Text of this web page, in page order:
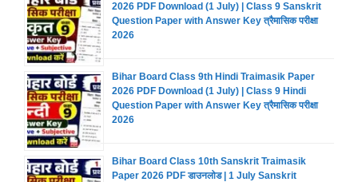
2026 PDF Download (1 July) | Class 9 Sanskrit
Question Paper with Answer Key त्रैमासिक परीक्षा
2026
Bihar Board Class 9th Hindi Traimasik Paper
2026 PDF Download (1 July) | Class 9 Hindi
Question Paper with Answer Key त्रैमासिक परीक्षा
2026
Bihar Board Class 10th Sanskrit Traimasik
Paper 2026 PDF डाउनलोड | 1 July Sanskrit